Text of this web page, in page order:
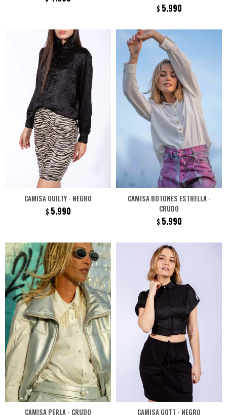
$ 5.990
CAMISA GUILTY - NEGRO
$ 5.990
CAMISA BOTONES ESTRELLA -
CRUDO
$ 5.990
CAMISA PERLA - CRUDO CAMISA GOTT - NEGRO